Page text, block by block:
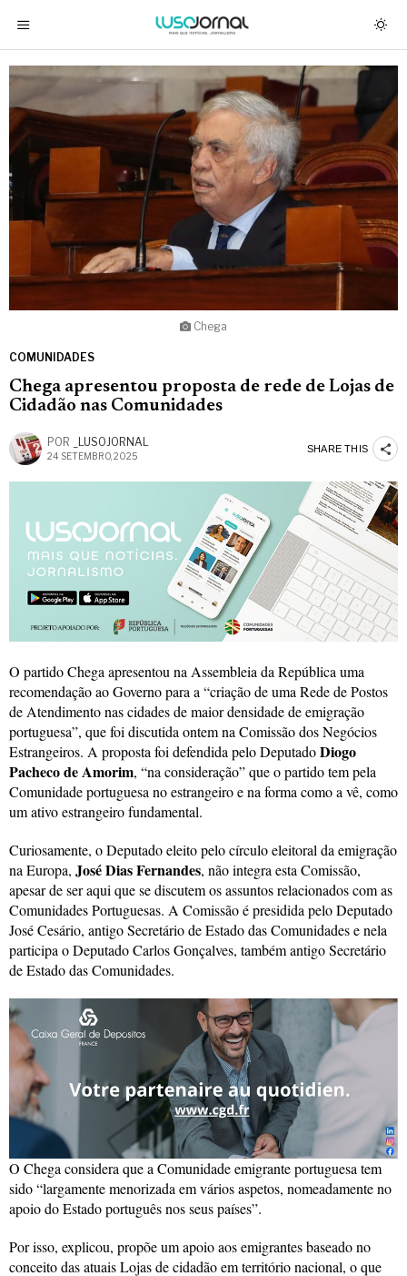
Chega
COMUNIDADES
Chega apresentou proposta de rede de Lojas de
Cidadão nas Comunidades
POR _LUSOJORNAL
24 SETEMBRO, 2025
SHARE THIS
O partido Chega apresentou na Assembleia da República uma
recomendação ao Governo para a “criação de uma Rede de Postos
de Atendimento nas cidades de maior densidade de emigração
portuguesa”, que foi discutida ontem na Comissão dos Negócios
Estrangeiros. A proposta foi defendida pelo DeputadoDiogo
Pacheco de Amorim, “na consideração” que o partido tem pela
Comunidade portuguesa no estrangeiro e na forma como a vê, como
um ativo estrangeiro fundamental.
Curiosamente, o Deputado eleito pelo círculo eleitoral da emigração
na Europa, José Dias Fernandes, não integra esta Comissão,
apesar de ser aqui que se discutem os assuntos relacionados com as
Comunidades Portuguesas. A Comissão é presidida pelo Deputado
José Cesário, antigo Secretário de Estado das Comunidades e nela
participa o Deputado Carlos Gonçalves, também antigo Secretário
de Estado das Comunidades.
O Chega considera que a Comunidade emigrante portuguesa tem
sido “largamente menorizada em vários aspetos, nomeadamente no
apoio do Estado português nos seus países”.
Por isso, explicou, propõe um apoio aos emigrantes baseado no
conceito das atuais Lojas de cidadão em território nacional, o que